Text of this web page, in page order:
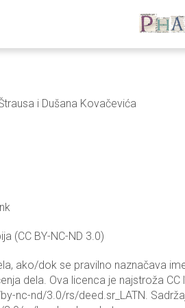
i Dušana Kovačevića
(CC BY-NC-ND 3.0)
ako/dok se pravilno naznačava
dela. Ova licenca je najstroža CC
nc-nd/3.0/rs/deed.sr_LATN.